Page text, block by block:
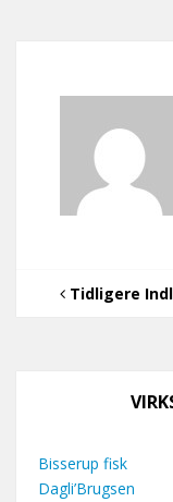
Tidligere
Bisserup fisk
Dagli’Brugsen